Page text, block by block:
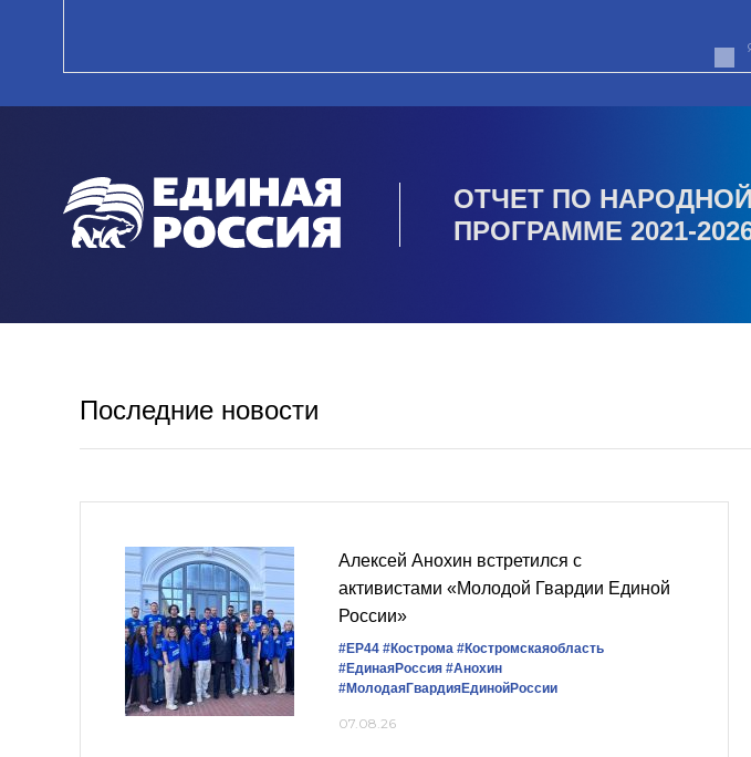
ОТЧЕТ ПО НАРОДНОЙ
ПРОГРАММЕ 2021-
Последние новости
Алексей Анохин встретился с
активистами «Молодой Гвардии Единой
России»
#ЕР44 #Кострома #Костромскаяобласть
#‎ЕдинаяРоссия #Анохин
#МолодаяГвардияЕдинойРоссии
07.08.26